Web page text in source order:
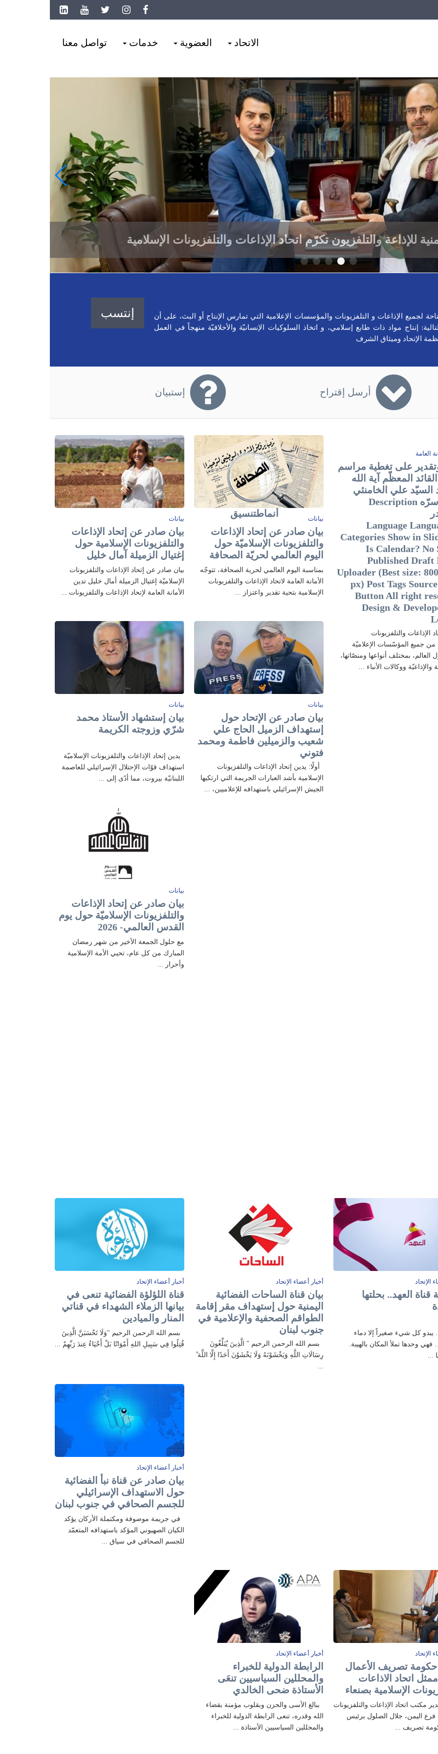
تواصل معنا خدمات العضوية الاتحاد
للإذاعة والتلفزيون تكرّم اتحاد الإذاعات والتلفزيونات الإسلامية
لجميع الإذاعات و التلفزیونات والمؤسسات الإعلامية التي تمارس الإنتاج أو البث، علی أن
إنتاج مواد ذات طابع إسلامي، و اتخاذ السلوكيات الإنسانيّة والأخلاقيّة منهجاً في العمل
الإتحاد وميثاق الشرف
إنتسب
أرسل إقتراح إستبيان
العامة
على تغطية مراسم
المعظّم آية الله
السيّد علي الخامنئي
قدس سرّه Description
أنماطتنسيق
◢ Language
Categories Show in
Is Calendar? No
Published Draft
Uploader (Best size:
px) Post Tags
Button All right
Design &
الإذاعات والتلفزيونات
من جميع المؤسّسات الإعلاميّة
العالم، بمختلف أنواعها ومنصّاتها،
والإذاعيّة ووكالات الأنباء ...
بيانات
بيان صادر عن إتحاد الإذاعات
والتلفزيونات الإسلاميّة حول
اليوم العالمي لحريّة الصحافة
بمناسبة اليوم العالمي لحرية الصحافة، تتوجّه
الأمانة العامة لاتحاد الإذاعات والتلفزيونات
الإسلامية بتحية تقدير واعتزاز ...
بيانات
بيان صادر عن إتحاد الإذاعات
والتلفزيونات الإسلامية حول
إغتيال الزميلة آمال خليل
بيان صادر عن إتحاد الإذاعات والتلفزيونات
الإسلاميّة إغتيال الزميلة أمال خليل تدين
الأمانة العامة لإتحاد الإذاعات والتلفزيونات ...
بيانات
بيان صادر عن الإتحاد حول
إستهداف الزميل الحاج علي
شعيب والزميلين فاطمة ومحمد
فتوني
أولًا: يدين إتحاد الإذاعات والتلفزيونات
الإسلامية بأشد العبارات الجريمة التي ارتكبها
الجيش الإسرائيلي باستهدافه للإعلاميين، ...
بيانات
بيان إستشهاد الأستاذ محمد
شرّي وزوجته الكريمة
يدين إتحاد الإذاعات والتلفزيونات الإسلاميّة
استهداف قوّات الإحتلال الإسرائيلي للعاصمة
اللبنانيّة بيروت، مما أدّى إلى ...
بيانات
بيان صادر عن إتحاد الإذاعات
والتلفزيونات الإسلاميّة حول يوم
القدس العالمي- 2026
مع حلول الجمعة الأخير من شهر رمضان
المبارك من كل عام، تحيي الأمة الإسلامية
وأحرار ...
الإتحاد
قناة العهد.. بحلتها
كل شيء صغيراً إلا دماء
فهي وحدها تملأ المكان بالهيبة.
...
أخبار أعضاء الإتحاد
بيان قناة الساحات الفضائية
اليمنية حول إستهداف مقر إقامة
الطواقم الصحفية والإعلامية في
جنوب لبنان
بسم الله الرحمن الرحيم " الَّذِينَ يُبَلِّغُونَ
رِسَالَاتِ اللَّهِ وَيَخْشَوْنَهُ وَلَا يَخْشَوْنَ أَحَدًا إِلَّا اللَّهَ ۗ
...
أخبار أعضاء الإتحاد
قناة اللؤلؤة الفضائية تنعى في
بيانها الزملاء الشهداء في قناتي
المنار والميادين
بسم الله الرحمن الرحيم "وَلَا تَحْسَبَنَّ الَّذِينَ
قُتِلُوا فِي سَبِيلِ اللهِ أَمْوَاتًا بَلْ أَحْيَاءٌ عِندَ رَبِّهِمْ ...
أخبار أعضاء الإتحاد
بيان صادر عن قناة نبأ الفضائية
حول الاستهداف الإسرائيلي
للجسم الصحافي في جنوب لبنان
في جريمة موصوفة ومكتملة الأركان يؤكد
الكيان الصهيوني المؤكد باستهدافه المتعمّد
للجسم الصحافي في سياق ...
الإتحاد
تصريف الأعمال
اتحاد الاذاعات
الإسلامية بصنعاء
مكتب اتحاد الإذاعات والتلفزيونات
فرع اليمن، جلال الصلول برئيس
تصريف ...
أخبار أعضاء الإتحاد
الرابطة الدولية للخبراء
والمحللين السياسيين تنعَى
الأستاذة ضحى الخالدي
ببالغ الأسى والحزن وبقلوب مؤمنة بقضاء
الله وقدره، تنعى الرابطة الدولية للخبراء
والمحللين السياسيين الأستاذة ...